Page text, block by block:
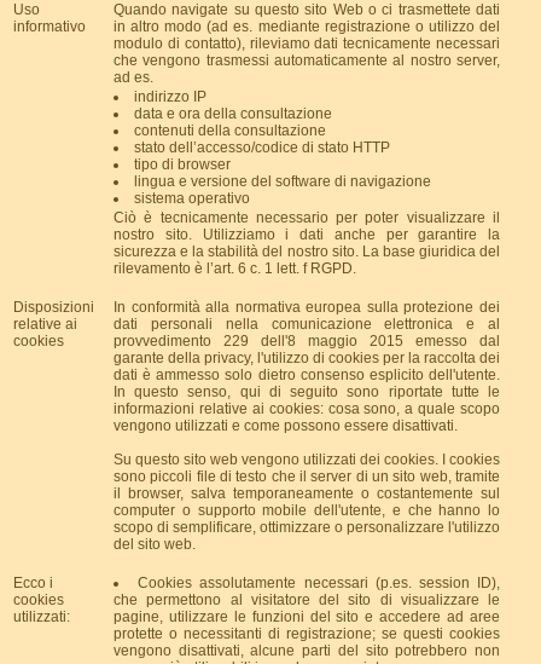
Uso
informativo
Quando navigate su questo sito Web o ci trasmettete dati
in altro modo (ad es. mediante registrazione o utilizzo del
modulo di contatto), rileviamo dati tecnicamente necessari
che vengono trasmessi automaticamente al nostro server,
ad es.
indirizzo IP
data e ora della consultazione
contenuti della consultazione
stato dell’accesso/codice di stato HTTP
tipo di browser
lingua e versione del software di navigazione
sistema operativo
Ciò è tecnicamente necessario per poter visualizzare il
nostro sito. Utilizziamo i dati anche per garantire la
sicurezza e la stabilità del nostro sito. La base giuridica del
rilevamento è l’art. 6 c. 1 lett. f RGPD.
Disposizioni
relative ai
cookies
In conformità alla normativa europea sulla protezione dei
dati personali nella comunicazione elettronica e al
provvedimento 229 dell'8 maggio 2015 emesso dal
garante della privacy, l'utilizzo di cookies per la raccolta dei
dati è ammesso solo dietro consenso esplicito dell'utente.
In questo senso, qui di seguito sono riportate tutte le
informazioni relative ai cookies: cosa sono, a quale scopo
vengono utilizzati e come possono essere disattivati.
Su questo sito web vengono utilizzati dei cookies. I cookies
sono piccoli file di testo che il server di un sito web, tramite
il browser, salva temporaneamente o costantemente sul
computer o supporto mobile dell'utente, e che hanno lo
scopo di semplificare, ottimizzare o personalizzare l'utilizzo
del sito web.
Ecco i
cookies
utilizzati:
Cookies assolutamente necessari (p.es. session ID),
che permettono al visitatore del sito di visualizzare le
pagine, utilizzare le funzioni del sito e accedere ad aree
protette o necessitanti di registrazione; se questi cookies
vengono disattivati, alcune parti del sito potrebbero non